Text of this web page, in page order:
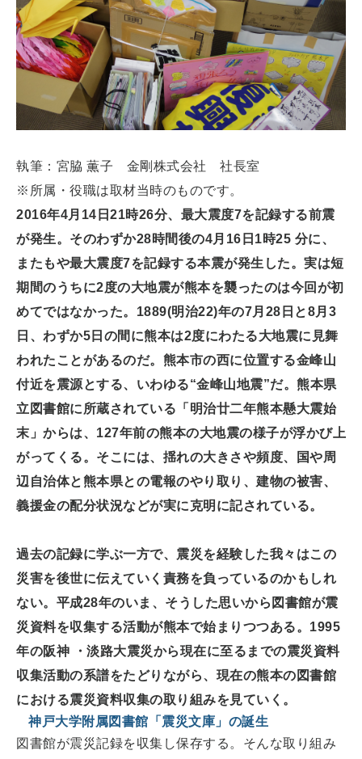
執筆：宮脇 薫子 金剛株式会社 社長室
※所属・役職は取材当時のものです。
2016年4月14日21時26分、最大震度7を記録する前震
が発生。そのわずか28時間後の4月16日1時25 分に、
またもや最大震度7を記録する本震が発生した。実は短
期間のうちに2度の大地震が熊本を襲ったのは今回が初
めてではなかった。1889(明治22)年の7月28日と8月3
日、わずか5日の間に熊本は2度にわたる大地震に見舞
われたことがあるのだ。熊本市の西に位置する金峰山
付近を震源とする、いわゆる“金峰山地震”だ。熊本県
立図書館に所蔵されている「明治廿二年熊本懸大震始
末」からは、127年前の熊本の大地震の様子が浮かび上
がってくる。そこには、揺れの大きさや頻度、国や周
辺自治体と熊本県との電報のやり取り、建物の被害、
義援金の配分状況などが実に克明に記されている。
過去の記録に学ぶ一方で、震災を経験した我々はこの
災害を後世に伝えていく責務を負っているのかもしれ
ない。平成28年のいま、そうした思いから図書館が震
災資料を収集する活動が熊本で始まりつつある。1995
年の阪神 ・淡路大震災から現在に至るまでの震災資料
収集活動の系譜をたどりながら、現在の熊本の図書館
における震災資料収集の取り組みを見ていく。
神戸大学附属図書館「震災文庫」の誕生
図書館が震災記録を収集し保存する。そんな取り組み